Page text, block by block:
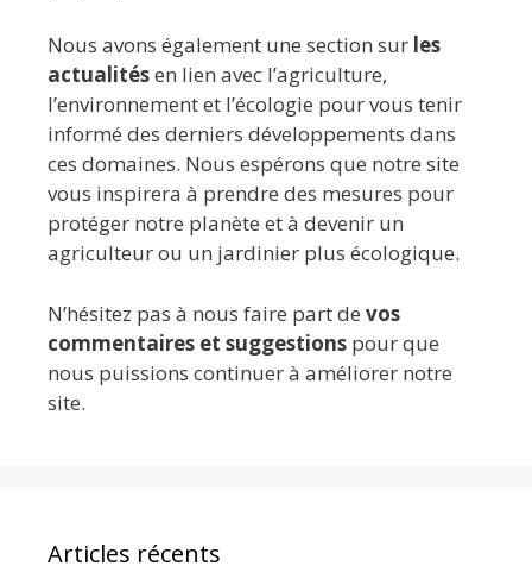
Nous avons également une section sur les
actualitésen lien avec l’agriculture,
l’environnement et l’écologie pour vous tenir
informé des derniers développements dans
ces domaines. Nous espérons que notre site
vous inspirera à prendre des mesures pour
protéger notre planète et à devenir un
agriculteur ou un jardinier plus écologique.
N’hésitez pas à nous faire part de vos
commentaires et suggestions pour que
nous puissions continuer à améliorer notre
site.
Articles récents